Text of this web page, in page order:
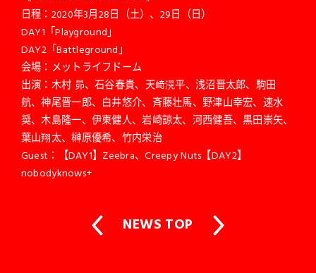
日程：2020年3月28日（土）、29日（日）
DAY1「Playground」
DAY2「Battleground」
会場：メットライフドーム
出演：木村 昴、石谷春貴、天﨑滉平、浅沼晋太郎、駒田
航、神尾晋一郎、白井悠介、斉藤壮馬、野津山幸宏、速水
奨、木島隆一、伊東健人、岩崎諒太、河西健吾、黒田崇矢、
葉山翔太、榊原優希、竹内栄治
Guest：【DAY1】Zeebra、Creepy Nuts【DAY2】
nobodyknows+
NEWS TOP